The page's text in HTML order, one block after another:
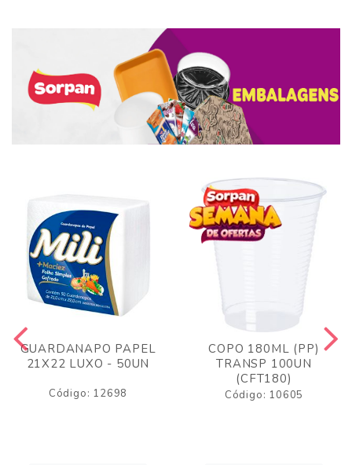
GUARDANAPO PAPEL
21X22 LUXO - 50UN
Código: 12698
COPO 180ML (PP)
TRANSP 100UN
(CFT180)
Código: 10605